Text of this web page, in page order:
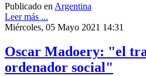
Publicado en Argentina
Leer más ...
Miércoles, 05 Mayo 2021 14:31
Oscar Madoery: "el
ordenador social"